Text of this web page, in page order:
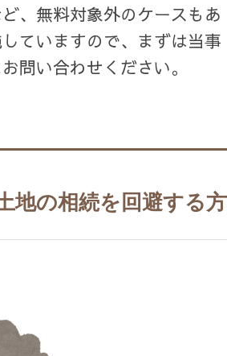
、無料対象外のケースもあ
ていますので、まずは当事
問い合わせください。
地の相続を回避する方